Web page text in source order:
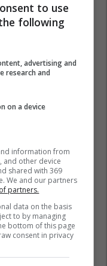
to use
following
advertising and
research and
on a device
information from
and other device
shared with 369
We and our partners
partners.
data on the basis
to by managing
bottom of this page
consent in privacy